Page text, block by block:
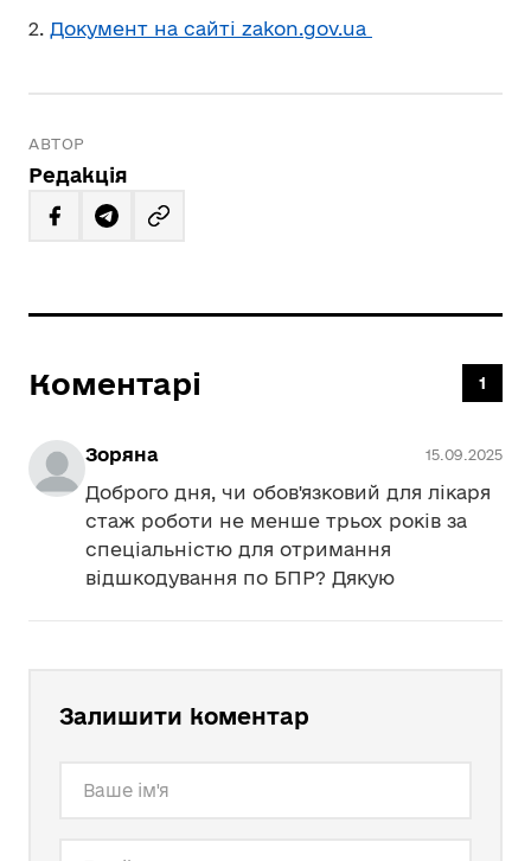
2. Документ на сайті zakon.gov.ua
АВТОР
Редакція
Коментарі 1
Зоряна 15.09.2025
Доброго дня, чи обов'язковий для лікаря
стаж роботи не менше трьох років за
спеціальністю для отримання
відшкодування по БПР? Дякую
Залишити коментар